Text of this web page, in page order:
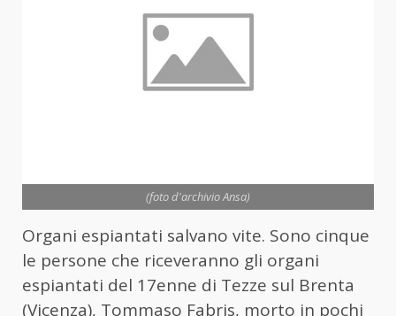
(foto d'archivio Ansa)
Organi espiantati salvano vite. Sono cinque
le persone che riceveranno gli organi
espiantati del 17enne di Tezze sul Brenta
(Vicenza), Tommaso Fabris, morto in pochi